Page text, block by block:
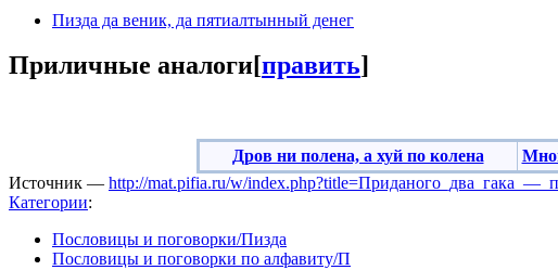
Пизда да веник, да пятиалтынный денег
Приличные аналоги[править]
Дров ни полена, а хуй по колена
Источник — http://mat.pifia.ru/w/
Категории:
Пословицы и поговорки/Пизда
Пословицы и поговорки по алфавиту/П